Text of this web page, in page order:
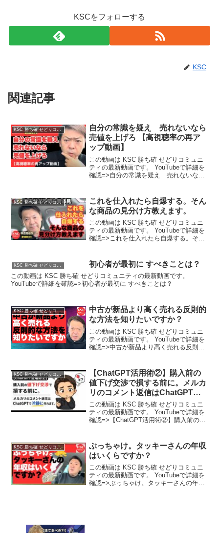
KSCをフォローする
KSC
関連記事
KSC 勝ち確 せどりコミュニティ
自分の常識を疑え 売れないなら
売値を上げろ 【高視聴率の再ア
ップ動画】
この動画は KSC 勝ち確 せどりコミュニ
ティの最新動画です。 YouTubeで詳細を
確認=>自分の常識を疑え 売れないなら
KSC 勝ち確 せどりコミュニティ
これを仕入れたら自爆する。そん
な商品の見分け方教えます。
この動画は KSC 勝ち確 せどりコミュニ
ティの最新動画です。 YouTubeで詳細を
確認=>これを仕入れたら自爆する。そん
KSC 勝ち確 せどりコミュニティ 初心者が最初に すべきことは？
この動画は KSC 勝ち確 せどりコミュニティの最新動画です。
YouTubeで詳細を確認=>初心者が最初に すべきことは？
KSC 勝ち確 せどりコミュニティ
中古が新品より高く売れる反則的
な方法を知りたいですか？
この動画は KSC 勝ち確 せどりコミュニ
ティの最新動画です。 YouTubeで詳細を
確認=>中古が新品より高く売れる反則的
【ChatGPT活用術②】購入前の
値下げ交渉で損する前に。メルカ
リのコメント返信はChatGPTで
冷静に作れます
この動画は KSC 勝ち確 せどりコミュニ
ティの最新動画です。 YouTubeで詳細を
確認=>【ChatGPT活用術②】購入前の値
KSC 勝ち確 せどりコミュニティ
ぶっちゃけ。タッキーさんの年収
はいくらですか？
この動画は KSC 勝ち確 せどりコミュニ
ティの最新動画です。 YouTubeで詳細を
確認=>ぶっちゃけ。タッキーさんの年収